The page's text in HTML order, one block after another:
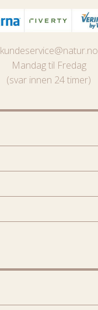
kundeservice@natur.no
Mandag til Fredag
(svar innen 24 timer)